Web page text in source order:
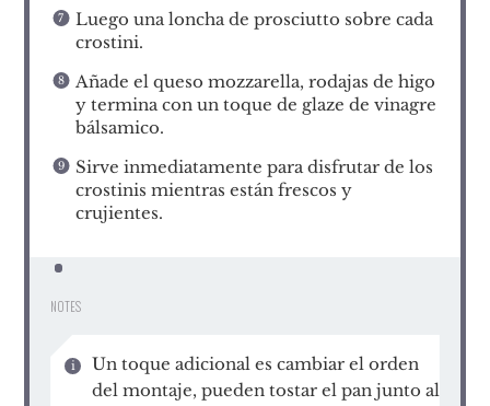
Luego una loncha de prosciutto sobre cada
crostini.
Añade el queso mozzarella, rodajas de higo
y termina con un toque de glaze de vinagre
bálsamico.
Sirve inmediatamente para disfrutar de los
crostinis mientras están frescos y
crujientes.
NOTES
Un toque adicional es cambiar el orden
del montaje, pueden tostar el pan junto al